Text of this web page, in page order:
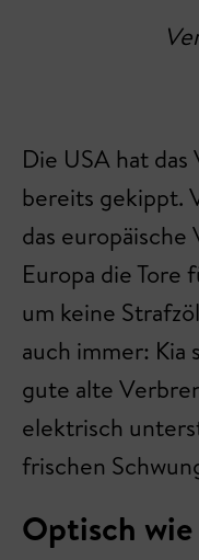
Die USA hat
bereits gekippt.
das
Europa die
um keine
auch immer: Kia
gute alte
elektrisch
frischen
Optisch